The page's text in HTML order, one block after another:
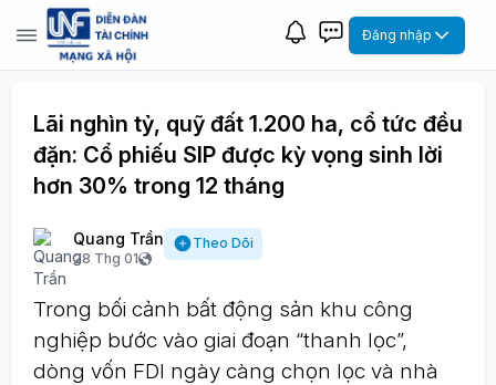
Đăng nhập
Lãi nghìn tỷ, quỹ đất 1.200 ha, cổ tức đều
đặn: Cổ phiếu SIP được kỳ vọng sinh lời
hơn 30% trong 12 tháng
Quang Trần
28 Thg 01
Theo Dõi
Trong bối cảnh bất động sản khu công
nghiệp bước vào giai đoạn “thanh lọc”,
dòng vốn FDI ngày càng chọn lọc và nhà